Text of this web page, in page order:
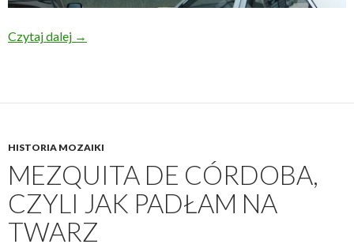
Czytaj dalej Na Islandii też są mozaiki!
→
HISTORIA MOZAIKI
MEZQUITA DE CÓRDOBA,
CZYLI JAK PADŁAM NA
TWARZ